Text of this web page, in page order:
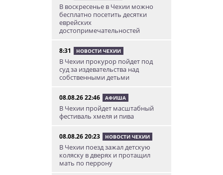
В воскресенье в Чехии можно
бесплатно посетить десятки
еврейских
достопримечательностей
8:31 НОВОСТИ ЧЕХИИ
В Чехии прокурор пойдет под
суд за издевательства над
собственными детьми
08.08.26 22:46 АФИША
В Чехии пройдет масштабный
фестиваль хмеля и пива
08.08.26 20:23 НОВОСТИ ЧЕХИИ
В Чехии поезд зажал детскую
коляску в дверях и протащил
мать по перрону